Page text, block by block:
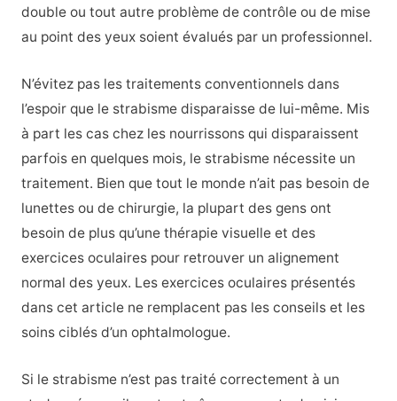
double ou tout autre problème de contrôle ou de mise
au point des yeux soient évalués par un professionnel.
N’évitez pas les traitements conventionnels dans
l’espoir que le strabisme disparaisse de lui-même. Mis
à part les cas chez les nourrissons qui disparaissent
parfois en quelques mois, le strabisme nécessite un
traitement. Bien que tout le monde n’ait pas besoin de
lunettes ou de chirurgie, la plupart des gens ont
besoin de plus qu’une thérapie visuelle et des
exercices oculaires pour retrouver un alignement
normal des yeux. Les exercices oculaires présentés
dans cet article ne remplacent pas les conseils et les
soins ciblés d’un ophtalmologue.
Si le strabisme n’est pas traité correctement à un